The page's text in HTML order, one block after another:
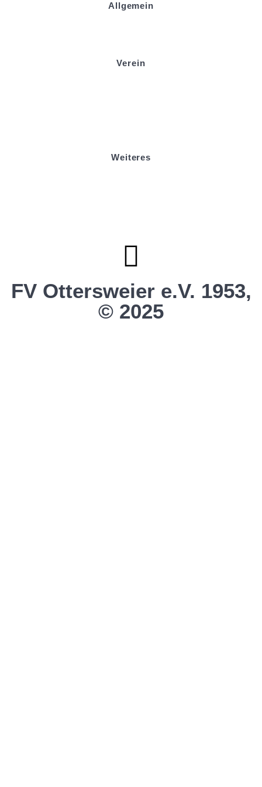
Allgemein
Verein
Weiteres
FV Ottersweier e.V. 1953,
© 2025